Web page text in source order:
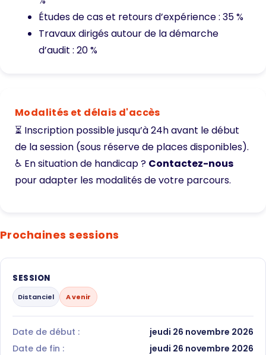
Études de cas et retours d’expérience : 35 %
Travaux dirigés autour de la démarche
d’audit : 20 %
Modalités et délais d'accès
⏳ Inscription possible jusqu’à 24h avant le début
de la session (sous réserve de places disponibles).
♿ En situation de handicap ? Contactez-nous
pour adapter les modalités de votre parcours.
Prochaines sessions
SESSION
Distanciel A venir
Date de début :
jeudi 26 novembre 2026
Date de fin :
jeudi 26 novembre 2026